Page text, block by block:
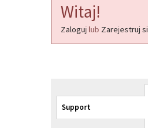
Witaj!
Zaloguj lub Zarejestruj
Support